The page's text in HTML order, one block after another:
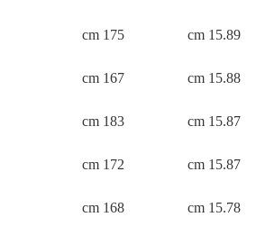
15.89 cm
175 cm
15.88 cm
167 cm
15.87 cm
183 cm
15.87 cm
172 cm
15.78 cm
168 cm